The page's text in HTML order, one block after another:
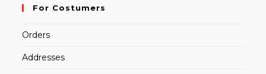
For Costumers
Orders
Addresses